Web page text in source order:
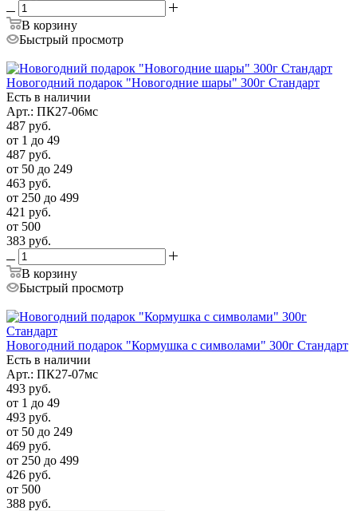
В корзину
Быстрый просмотр
Новогодний подарок "Новогодние шары" 300г Стандарт
Есть в наличии
Арт.: ПК27-06мс
487 руб.
от 1 до 49
487 руб.
от 50 до 249
463 руб.
от 250 до 499
421 руб.
от 500
383 руб.
В корзину
Быстрый просмотр
Новогодний подарок "Кормушка с символами" 300г Стандарт
Есть в наличии
Арт.: ПК27-07мс
493 руб.
от 1 до 49
493 руб.
от 50 до 249
469 руб.
от 250 до 499
426 руб.
от 500
388 руб.